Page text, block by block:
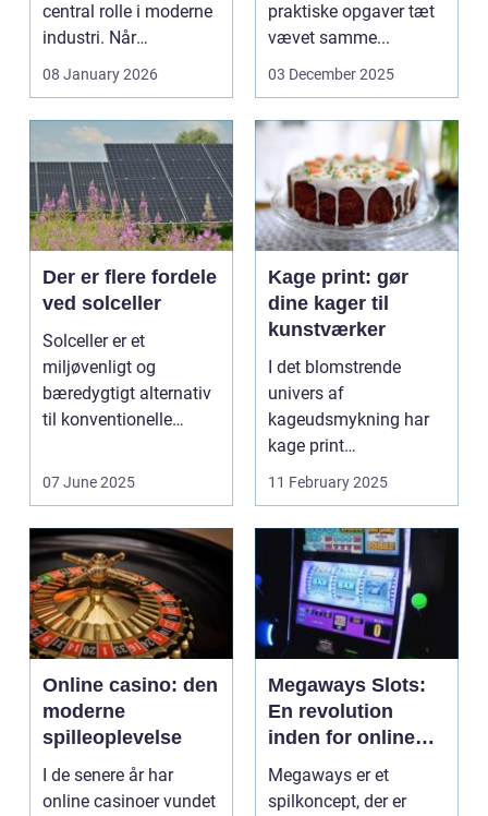
central rolle i moderne
industri. Når
svejsninger,
trykbærende u...
08 January 2026
praktiske opgaver tæt
vævet samme...
03 December 2025
Der er flere fordele
ved solceller
Solceller er et
miljøvenligt og
bæredygtigt alternativ
til konventionelle
07 June 2025
Kage print: gør
dine kager til
kunstværker
I det blomstrende
univers af
kageudsmykning har
kage print
revolutioneret måden,
11 February 2025
Online casino: den
moderne
spilleoplevelse
I de senere år har
online casinoer vundet
Megaways Slots:
En revolution
inden for online
spilleautomater
Megaways er et
spilkoncept, der er